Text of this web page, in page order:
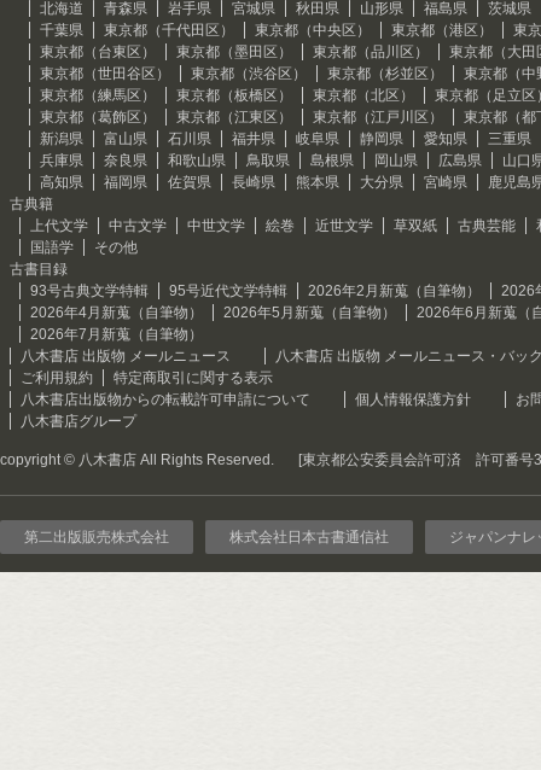
北海道
青森県 岩手県 宮城県 秋田県 山形県 福島県
茨城県
千葉県
東京都（千代田区） 東京都（中央区） 東京都（港区）
東
東京都（台東区）
東京都（墨田区） 東京都（品川区）
東京都（大田
東京都（世田谷区）
東京都（渋谷区） 東京都（杉並区）
東京都（中
東京都（練馬区）
東京都（板橋区） 東京都（北区）
東京都（足立区
東京都（葛飾区）
東京都（江東区） 東京都（江戸川区）
東京都（都
新潟県
富山県 石川県 福井県 岐阜県 静岡県 愛知県
三重県
兵庫県
奈良県 和歌山県 鳥取県 島根県 岡山県 広島県
山口
高知県
福岡県 佐賀県 長崎県 熊本県 大分県 宮崎県
鹿児島
古典籍
上代文学
中古文学 中世文学 絵巻 近世文学 草双紙 古典芸能
国語学
その他
古書目録
93号古典文学特輯
95号近代文学特輯 2026年2月新蒐（自筆物）
2026
2026年4月新蒐（自筆物）
2026年5月新蒐（自筆物）
2026年6月新蒐（
2026年7月新蒐（自筆物）
八木書店 出版物 メールニュース
八木書店 出版物 メールニュース・バッ
ご利用規約
特定商取引に関する表示
八木書店出版物からの転載許可申請について
個人情報保護方針
お
八木書店グループ
copyright © 八木書店 All Rights Reserved. [東京都公安委員会許可済 許可番号
第二出版販売株式会社 株式会社日本古書通信社 ジャパンナレ